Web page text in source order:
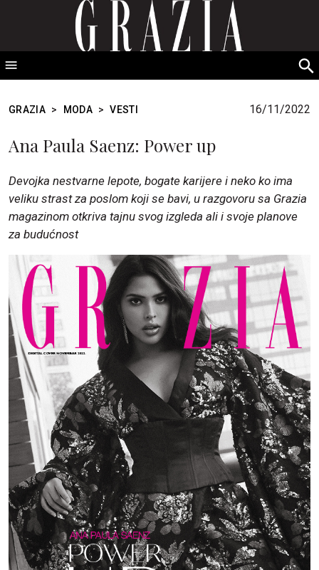
GRAZIA Srbija
GRAZIA > MODA > VESTI 16/11/2022
Ana Paula Saenz: Power up
Devojka nestvarne lepote, bogate karijere i neko ko ima
veliku strast za poslom koji se bavi, u razgovoru sa Grazia
magazinom otkriva tajnu svog izgleda ali i svoje planove
za budućnost